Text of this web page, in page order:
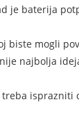
je baterija
biste mogli
najbolja
isprazniti